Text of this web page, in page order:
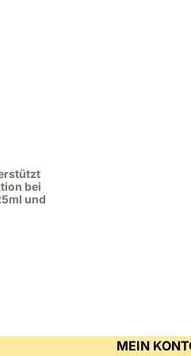
bei
und
MEIN